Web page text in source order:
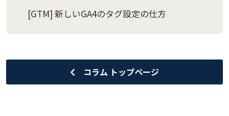
[GTM] 新しいGA4のタグ設定の仕方
コラム トップページ